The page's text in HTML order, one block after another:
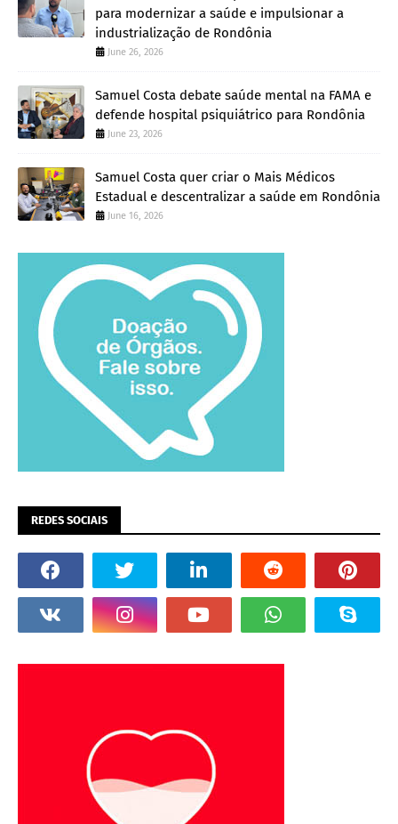
para modernizar a saúde e impulsionar a
industrialização de Rondônia
June 26, 2026
Samuel Costa debate saúde mental na FAMA e
defende hospital psiquiátrico para Rondônia
June 23, 2026
Samuel Costa quer criar o Mais Médicos
Estadual e descentralizar a saúde em Rondônia
June 16, 2026
REDES SOCIAIS